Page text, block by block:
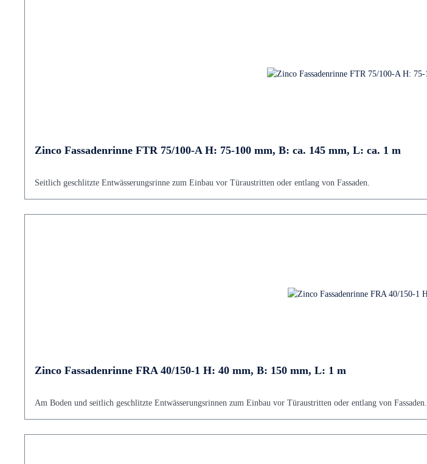
Zinco Fassadenrinne FTR 75/100-A H: 75-100 mm, B: ca. 145 mm, L: ca. 1 m
Seitlich geschlitzte Entwässerungsrinne zum Einbau vor Türaustritten oder entlang von Fassaden.
Zinco Fassadenrinne FRA 40/150-1 H: 40 mm, B: 150 mm, L: 1 m
Am Boden und seitlich geschlitzte Entwässerungsrinnen zum Einbau vor Türaustritten oder entlang von Fassaden.